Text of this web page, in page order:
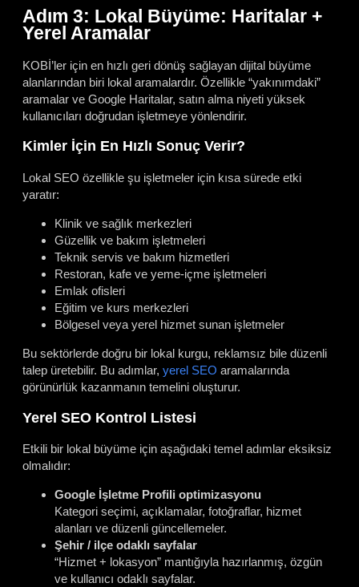
Adım 3: Lokal Büyüme: Haritalar +
Yerel Aramalar
KOBİ’ler için en hızlı geri dönüş sağlayan dijital büyüme
alanlarından biri lokal aramalardır. Özellikle “yakınımdaki”
aramalar ve Google Haritalar, satın alma niyeti yüksek
kullanıcıları doğrudan işletmeye yönlendirir.
Kimler İçin En Hızlı Sonuç Verir?
Lokal SEO özellikle şu işletmeler için kısa sürede etki
yaratır:
Klinik ve sağlık merkezleri
Güzellik ve bakım işletmeleri
Teknik servis ve bakım hizmetleri
Restoran, kafe ve yeme-içme işletmeleri
Emlak ofisleri
Eğitim ve kurs merkezleri
Bölgesel veya yerel hizmet sunan işletmeler
Bu sektörlerde doğru bir lokal kurgu, reklamsız bile düzenli
talep üretebilir. Bu adımlar, yerel SEO aramalarında
görünürlük kazanmanın temelini oluşturur.
Yerel SEO Kontrol Listesi
Etkili bir lokal büyüme için aşağıdaki temel adımlar eksiksiz
olmalıdır:
Google İşletme Profili optimizasyonu
Kategori seçimi, açıklamalar, fotoğraflar, hizmet
alanları ve düzenli güncellemeler.
Şehir / ilçe odaklı sayfalar
“Hizmet + lokasyon” mantığıyla hazırlanmış, özgün
ve kullanıcı odaklı sayfalar.